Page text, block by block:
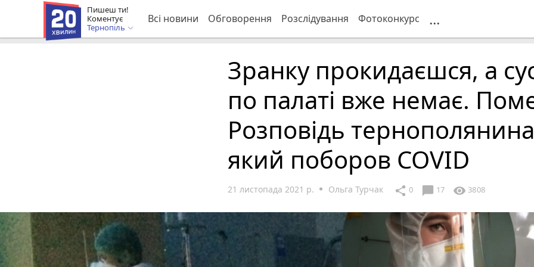
Пишеш ти!
Коментує
Тернопіль
Всі новини Обговорення Розслідування Фотоконкурс ...
Зранку прокидаєшся, а
по палаті вже немає.
Розповідь
який поборов COVID
21 листопада 2021 р. Ольга Турчак share 0 chat_bubble 17 visibility 3808